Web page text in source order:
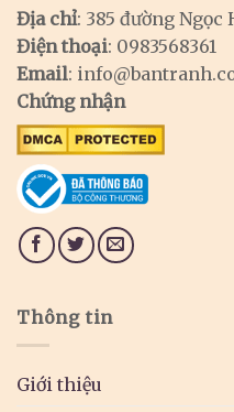
Địa chỉ: 385 đường
Điện thoại: 0983568361
Email:
Chứng nhận
Thông tin
Giới thiệu